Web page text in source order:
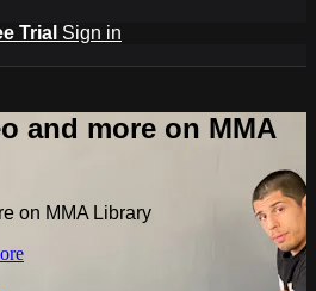
Trial Sign in
and more on MMA
on MMA Library